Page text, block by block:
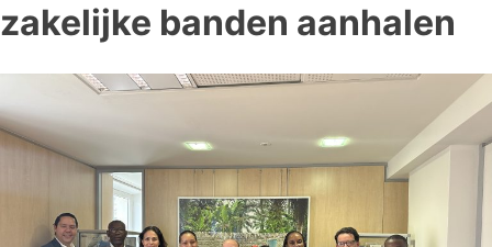
zakelijke banden aanhalen